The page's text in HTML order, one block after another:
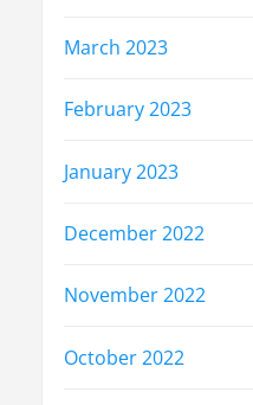
March 2023
February 2023
January 2023
December 2022
November 2022
October 2022